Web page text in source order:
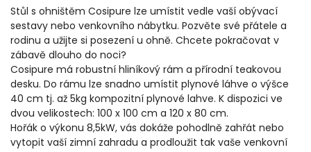
Stůl s ohništěm Cosipure lze umístit vedle vaší obývací
sestavy nebo venkovního nábytku. Pozvěte své přátele a
rodinu a užijte si posezení u ohně. Chcete pokračovat v
zábavě dlouho do noci?
Cosipure má robustní hliníkový rám a přírodní teakovou
desku. Do rámu lze snadno umístit plynové láhve o výšce
40 cm tj. až 5kg kompozitní plynové lahve. K dispozici ve
dvou velikostech: 100 x 100 cm a 120 x 80 cm.
Hořák o výkonu 8,5kW, vás dokáže pohodlně zahřát nebo
vytopit vaší zimní zahradu a prodloužit tak vaše venkovní